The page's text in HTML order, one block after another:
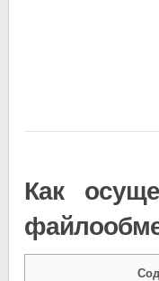
Как